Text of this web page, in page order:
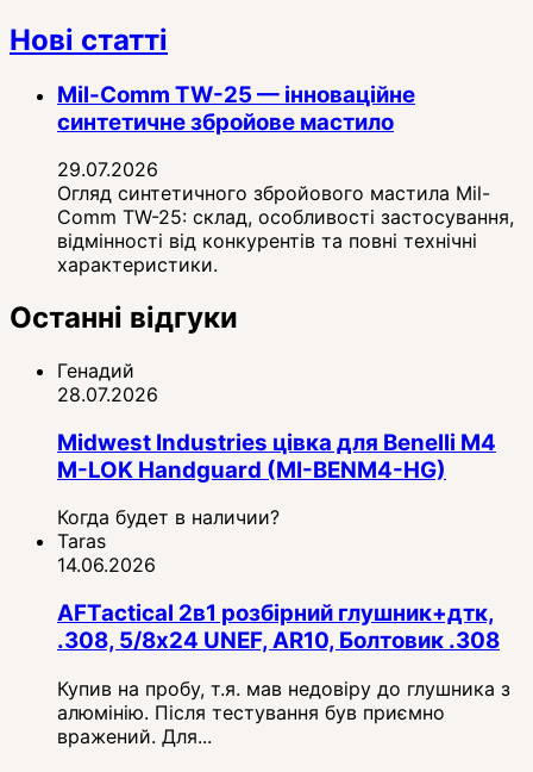
Нові статті
Mil-Comm TW-25 — інноваційне
синтетичне збройове мастило
29.07.2026
Огляд синтетичного збройового мастила Mil-
Comm TW-25: склад, особливості застосування,
відмінності від конкурентів та повні технічні
характеристики.
Останні відгуки
Генадий
28.07.2026
Midwest Industries цівка для Benelli M4
M-LOK Handguard (MI-BENM4-HG)
Когда будет в наличии?
Taras
14.06.2026
AFTactical 2в1 розбірний глушник+дтк,
.308, 5/8x24 UNEF, AR10, Болтовик .308
Купив на пробу, т.я. мав недовіру до глушника з
алюмінію. Після тестування був приємно
вражений. Для...